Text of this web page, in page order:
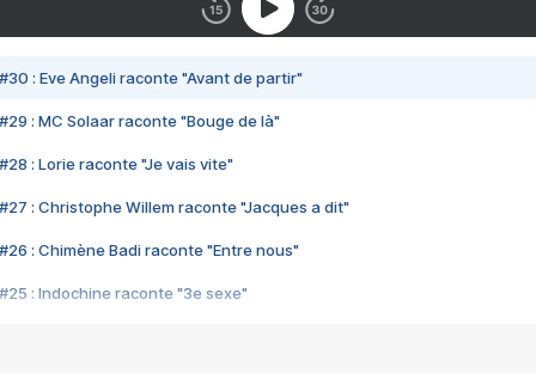
#30 : Eve Angeli raconte "Avant de partir"
#29 : MC Solaar raconte "Bouge de là"
#28 : Lorie raconte "Je vais vite"
#27 : Christophe Willem raconte "Jacques a dit"
#26 : Chimène Badi raconte "Entre nous"
#25 : Indochine raconte "3e sexe"